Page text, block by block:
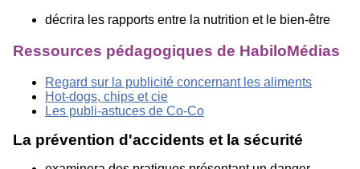
décrira les rapports entre la nutrition et le bien-être
Ressources pédagogiques de HabiloMédias
Regard sur la publicité concernant les aliments
Hot-dogs, chips et cie
Les publi-astuces de Co-Co
La prévention d'accidents et la sécurité